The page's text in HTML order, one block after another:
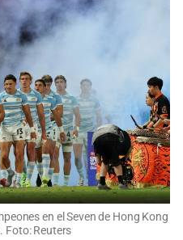
en el Seven de Hong Kong
Foto: Reuters